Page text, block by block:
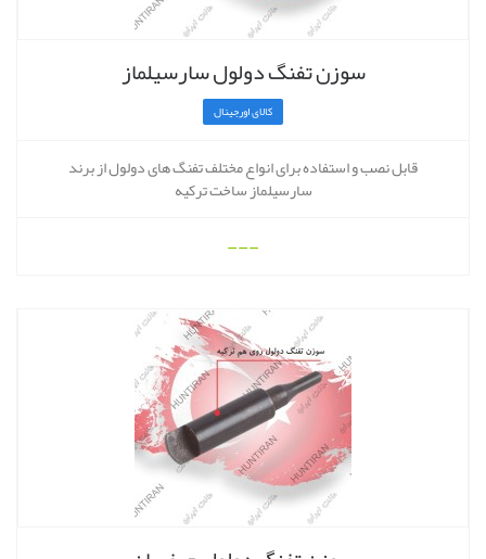
سوزن تفنگ دولول سارسیلماز
کالای اورجینال
قابل نصب و استفاده برای انواع مختلف تفنگ های دولول از برند
سارسیلماز ساخت ترکیه
---